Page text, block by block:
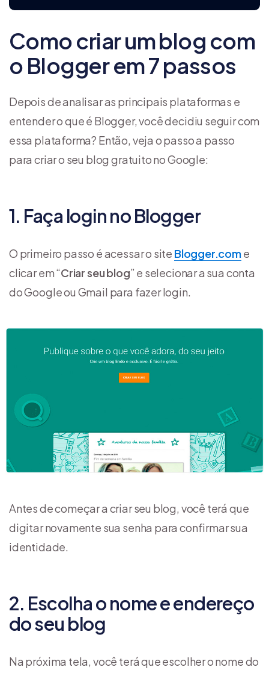
Como criar um blog com
o Blogger em 7 passos
Depois de analisar as principais plataformas e
entender o que é Blogger, você decidiu seguir com
essa plataforma? Então, veja o passo a passo
para criar o seu blog gratuito no Google:
1. Faça login no Blogger
O primeiro passo é acessar o site Blogger.come
clicar em “Criar seu blog” e selecionar a sua conta
do Google ou Gmail para fazer login.
Antes de começar a criar seu blog, você terá que
digitar novamente sua senha para confirmar sua
identidade.
2. Escolha o nome e endereço
do seu blog
Na próxima tela, você terá que escolher o nome do